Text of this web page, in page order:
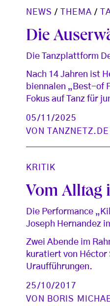
NEWS / THEMA /
Die
Die Tanzplattform
Nach 14 Jahren ist
biennalen „Best-of
Fokus auf Tanz für
05/11/2025
VON
KRITIK
Vom Alltag
Die Performance
Joseph Hernandez
Zwei Abende im
kuratiert von
Uraufführungen.
25/10/2017
VON
BORIS